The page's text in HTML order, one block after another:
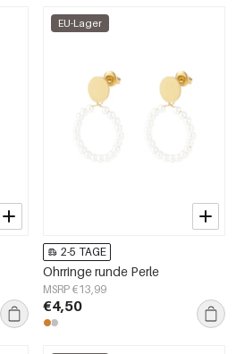
EU-Lager
2-5 TAGE
Ohrringe runde Perle
MSRP €13,99
€4,50